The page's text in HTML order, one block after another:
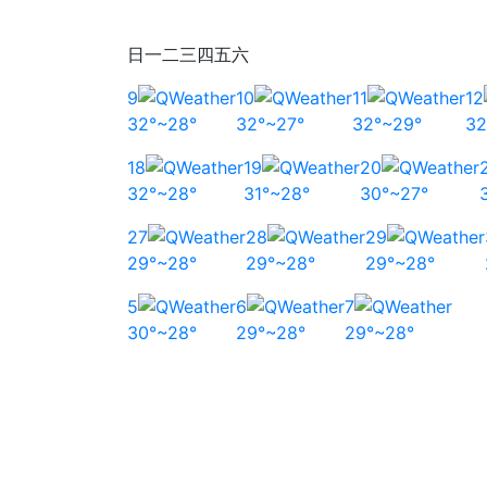
日一二三四五六
9
32°~28°
10
32°~27°
11
32°~29°
12
18
32°~28°
19
31°~28°
20
30°~27°
27
29°~28°
28
29°~28°
29
29°~28°
5
30°~28°
6
29°~28°
7
29°~28°